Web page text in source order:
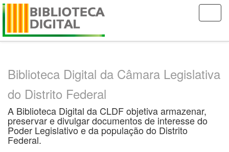
Skip
Biblioteca Digital da Câmara Legislativa
do Distrito Federal
A Biblioteca Digital da CLDF objetiva armazenar,
preservar e divulgar documentos de interesse do
Poder Legislativo e da população do Distrito
Federal.